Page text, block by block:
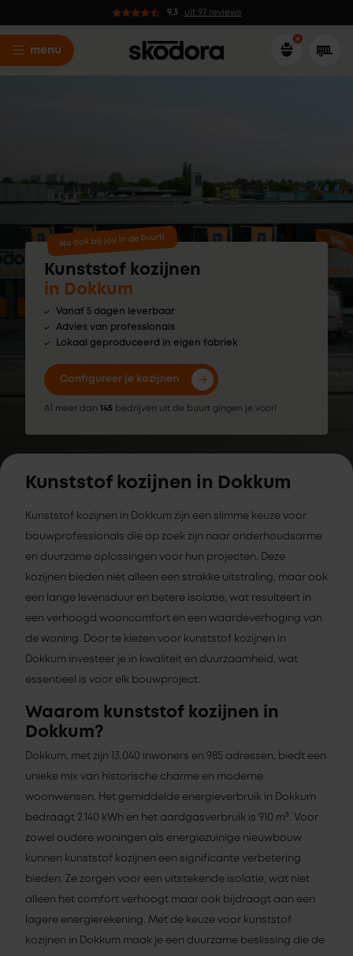
9.3 uit 97 reviews
menu
Nu ook bij jou in de buurt!
Kunststof kozijnen
in Dokkum
Vanaf 5 dagen leverbaar
Advies van professionals
Lokaal geproduceerd in eigen fabriek
Configureer je kozijnen
Al meer dan 145 bedrijven uit de buurt gingen je voor!
Kunststof kozijnen in Dokkum
Kunststof kozijnen in Dokkum zijn een slimme keuze voor
bouwprofessionals die op zoek zijn naar onderhoudsarme
en duurzame oplossingen voor hun projecten. Deze
kozijnen bieden niet alleen een strakke uitstraling, maar ook
een lange levensduur en betere isolatie, wat resulteert in
een verhoogd wooncomfort en een waardeverhoging van
de woning. Door te kiezen voor kunststof kozijnen in
Dokkum investeer je in kwaliteit en duurzaamheid, wat
essentieel is voor elk bouwproject.
Waarom kunststof kozijnen in
Dokkum?
Dokkum, met zijn 13.040 inwoners en 985 adressen, biedt een
unieke mix van historische charme en moderne
woonwensen. Het gemiddelde energieverbruik in Dokkum
bedraagt 2.140 kWh en het aardgasverbruik is 910 m³. Voor
zowel oudere woningen als energiezuinige nieuwbouw
kunnen kunststof kozijnen een significante verbetering
bieden. Ze zorgen voor een uitstekende isolatie, wat niet
alleen het comfort verhoogt maar ook bijdraagt aan een
lagere energierekening. Met de keuze voor kunststof
kozijnen in Dokkum maak je een duurzame beslissing die de